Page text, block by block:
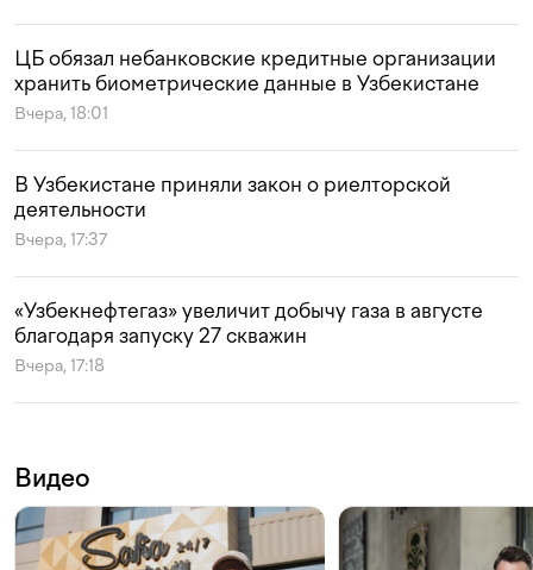
ЦБ обязал небанковские кредитные организации
хранить биометрические данные в Узбекистане
Вчера, 18:01
В Узбекистане приняли закон о риелторской
деятельности
Вчера, 17:37
«Узбекнефтегаз» увеличит добычу газа в августе
благодаря запуску 27 скважин
Вчера, 17:18
Видео